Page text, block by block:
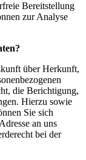
Bereitstellung
zur Analyse
über Herkunft,
die Berichtigung,
Hierzu sowie
Sie sich
an uns
bei der